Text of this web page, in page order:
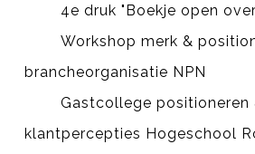
4e druk "Boekje open
Workshop merk &
brancheorganisatie NPN
Gastcollege positioneren
klantpercepties Hogeschool